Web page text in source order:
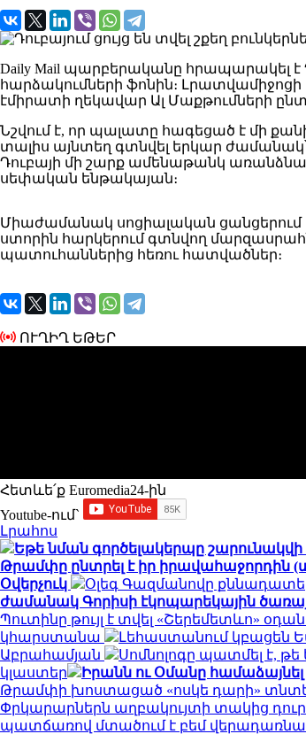
Daily Mail պարբերականը հրապարակել է
հարձակումների ֆոնին։
էմիրատի ղեկավար Ալ Մաքթումների
Նշվում է, որ պալատը հագեցած է մի
տալիս այնտեղ գտնվել երկար
Դուբայի մի շարք ամենաթանկ
սեփական ենթակայան։
Միաժամանակ սոցիալական ցանցերում
ստորին հարկերում գտնվող
պատուհաններից հեռու հատվածներ։
ՈՒՂԻՂ ԵԹԵՐ
Հետևե՛ք Euromedia24-ին
Youtube-ում`
Լրահոս
Եթե նման գործելակերպը
Թրամփը ընտրել է իր իրավահաջորդին
Օվերչուկ
Օլեգ Գազմանովը
ժամանակ Գորիսի էկոպարեկային
Պուտինը թույլ է տվել «Շերեմետևո»
կհարստանա
Լեհաստանում կբացեն
Աբրահամյան
Սոմնոլոգը պատմել է,
կլաստեր
Իրանն ու Օմանը համաձայնել
Թրամփի խոստացած «ոսկե դարի»
Փրկարարներն աղբակույտի տակից
պատճառով մտածում է բեմ